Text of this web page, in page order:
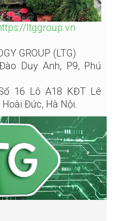
ltggroup.vn
GROUP (LTG)
Duy Anh, P9, Phú
16 Lô A18 KĐT Lê
Đức, Hà Nội.